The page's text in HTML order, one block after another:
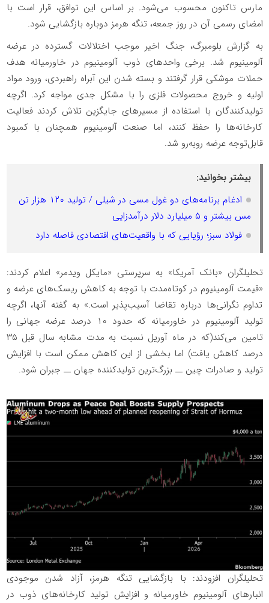
مارس تاکنون محسوب می‌شود. بر اساس این توافق، قرار است با
امضای رسمی آن در روز جمعه، تنگه هرمز دوباره بازگشایی شود.
به گزارش بلومبرگ، جنگ اخیر موجب اختلالات گسترده در عرضه
آلومینیوم شد. برخی واحدهای ذوب آلومینیوم در خاورمیانه هدف
حملات موشکی قرار گرفتند و بسته شدن این آبراه راهبردی، ورود مواد
اولیه و خروج محصولات فلزی را با مشکل جدی مواجه کرد. اگرچه
تولیدکنندگان با استفاده از مسیرهای جایگزین تلاش کردند فعالیت
کارخانه‌ها را حفظ کنند، اما صنعت آلومینیوم همچنان با کمبود
قابل‌توجه عرضه روبه‌رو شد.
بیشتر بخوانید:
ادغام برنامه‌های دو غول مسی در شیلی / تولید ۱۲۰ هزار تن
مس بیشتر و ۵ میلیارد دلار درآمدزایی
فولاد سبز؛ رؤیایی که با واقعیت‌های اقتصادی فاصله دارد
تحلیلگران «بانک آمریکا» به سرپرستی «مایکل ویدمر» اعلام کردند:
«قیمت آلومینیوم در کوتاه‌مدت با توجه به کاهش ریسک‌های عرضه و
تداوم نگرانی‌ها درباره تقاضا آسیب‌پذیر است.» به گفته آنها، اگرچه
تولید آلومینیوم در خاورمیانه که حدود ۱۰ درصد عرضه جهانی را
تامین می‌کند(که در ماه آوریل نسبت به مدت مشابه سال قبل ۳۵
درصد کاهش یافت) اما بخشی از این کاهش ممکن است با افزایش
تولید و صادرات چین ــ بزرگ‌ترین تولیدکننده جهان ــ جبران شود.
تحلیلگران افزودند: با بازگشایی تنگه هرمز، آزاد شدن موجودی
انبارهای آلومینیوم خاورمیانه و افزایش تولید کارخانه‌های ذوب در